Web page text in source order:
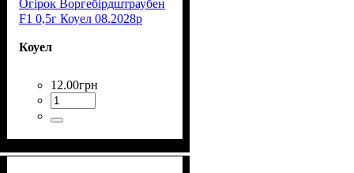
Огірок Воргебірдштраубен
F1 0,5г Коуел 08.2028р
Коуел
12.00грн